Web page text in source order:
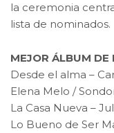
la ceremonia
lista de nominados.
MEJOR ÁLBUM DE
Desde el alma –
Elena Melo /
La Casa Nueva –
Lo Bueno de Ser